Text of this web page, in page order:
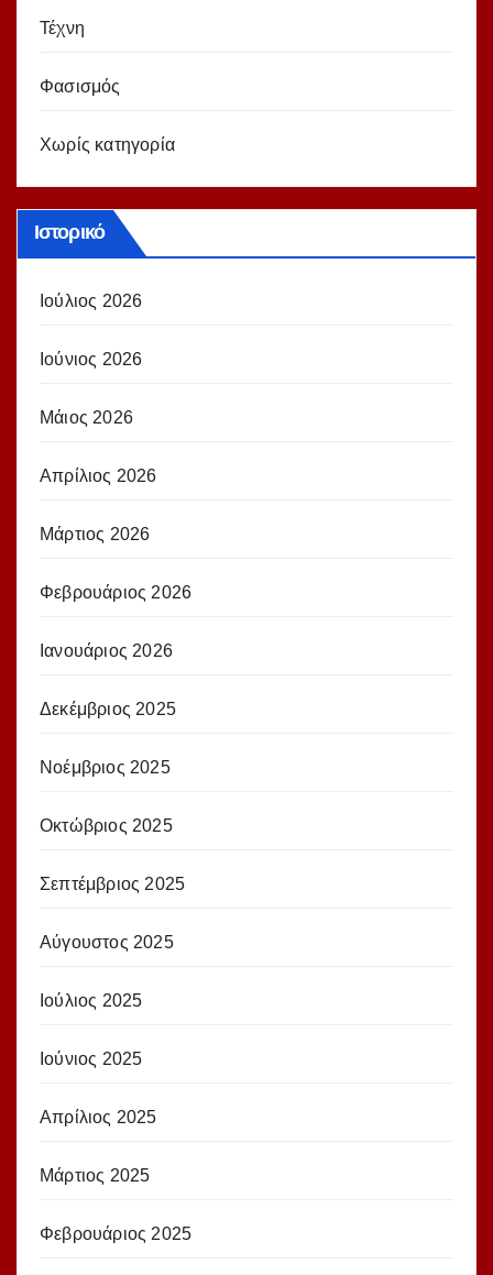
Τέχνη
Φασισμός
Χωρίς κατηγορία
Ιστορικό
Ιούλιος 2026
Ιούνιος 2026
Μάιος 2026
Απρίλιος 2026
Μάρτιος 2026
Φεβρουάριος 2026
Ιανουάριος 2026
Δεκέμβριος 2025
Νοέμβριος 2025
Οκτώβριος 2025
Σεπτέμβριος 2025
Αύγουστος 2025
Ιούλιος 2025
Ιούνιος 2025
Απρίλιος 2025
Μάρτιος 2025
Φεβρουάριος 2025